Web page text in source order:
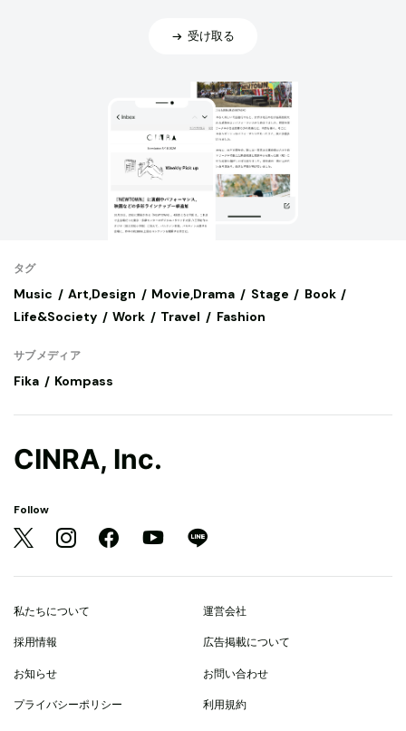
受け取る
タグ
Music Art,Design Movie,Drama Stage
Book
Life&Society
Work Travel Fashion
サブメディア
Fika Kompass
CINRA, Inc.
Follow
私たちについて 運営会社
採用情報 広告掲載について
お知らせ お問い合わせ
プライバシーポリシー 利用規約